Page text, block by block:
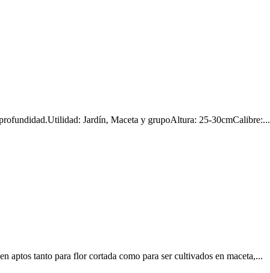
Jardín, Maceta y grupoAltura: 25-30cmCalibre:...
aptos tanto para flor cortada como para ser cultivados en maceta,...